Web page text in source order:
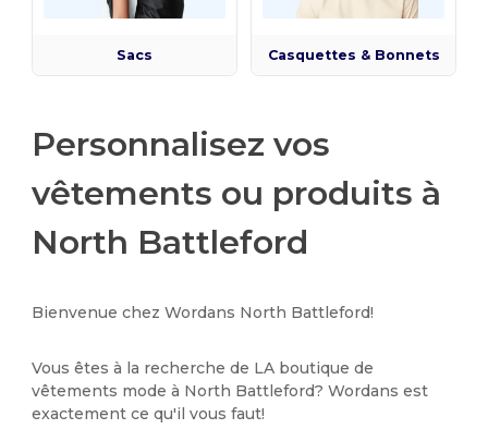
Sacs Casquettes & Bonnets
Personnalisez vos
vêtements ou produits à
North Battleford
Bienvenue chez Wordans North Battleford!
Vous êtes à la recherche de LA boutique de
vêtements mode à North Battleford? Wordans est
exactement ce qu'il vous faut!